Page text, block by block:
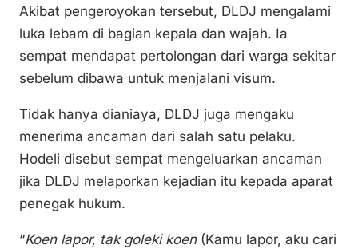
Akibat pengeroyokan tersebut, DLDJ mengalami
luka lebam di bagian kepala dan wajah. Ia
sempat mendapat pertolongan dari warga sekitar
sebelum dibawa untuk menjalani visum.
Tidak hanya dianiaya, DLDJ juga mengaku
menerima ancaman dari salah satu pelaku.
Hodeli disebut sempat mengeluarkan ancaman
jika DLDJ melaporkan kejadian itu kepada aparat
penegak hukum.
“Koen lapor, tak goleki koen(Kamu lapor, aku cari